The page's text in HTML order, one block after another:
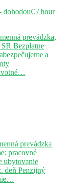
dohodou€ / hour
prevádzka,
Bezplatne
a
prevádzka
pracovné
ubytovanie
deň Penzijný